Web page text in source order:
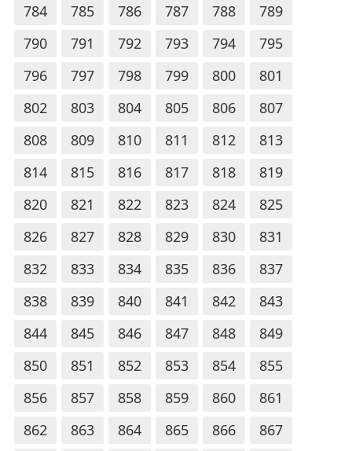
784
785 786 787 788
789
790
791 792 793 794
795
796
797 798 799 800
801
802
803 804 805 806
807
808
809 810 811 812
813
814
815 816 817 818
819
820
821 822 823 824
825
826
827 828 829 830
831
832
833 834 835 836
837
838
839 840 841 842
843
844
845 846 847 848
849
850
851 852 853 854
855
856
857 858 859 860
861
862
863 864 865 866
867